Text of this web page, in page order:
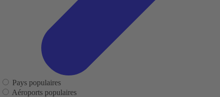
Pays populaires
Aéroports populaires